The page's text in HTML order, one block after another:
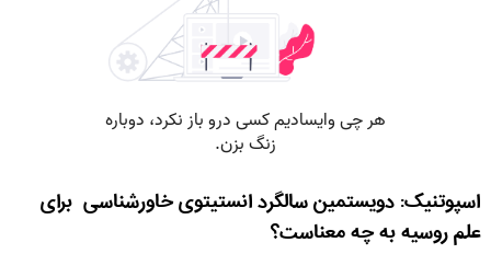
اسپوتنیک: دویستمین سالگرد انستیتوی خاورشناسی برای
علم روسیه به چه معناست؟